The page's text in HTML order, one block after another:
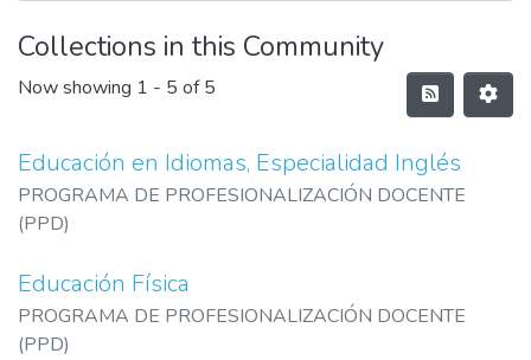
Collections in this Community
Now showing 1 - 5 of 5
Educación en Idiomas, Especialidad Inglés
PROGRAMA DE PROFESIONALIZACIÓN DOCENTE
(PPD)
Educación Física
PROGRAMA DE PROFESIONALIZACIÓN DOCENTE
(PPD)